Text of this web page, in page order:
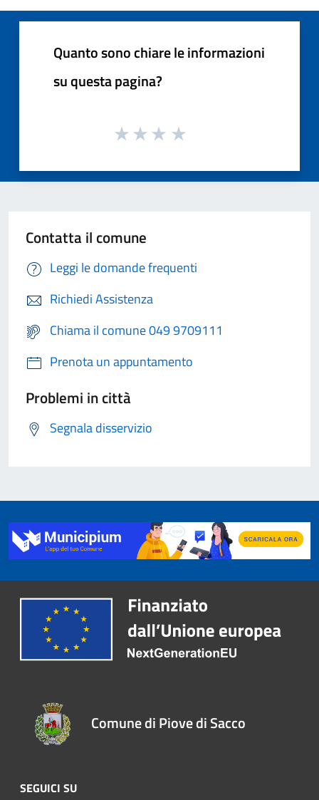
Quanto sono chiare le informazioni
su questa pagina?
Contatta il comune
Leggi le domande frequenti
Richiedi Assistenza
Chiama il comune 049 9709111
Prenota un appuntamento
Problemi in città
Segnala disservizio
Comune di Piove di Sacco
SEGUICI SU